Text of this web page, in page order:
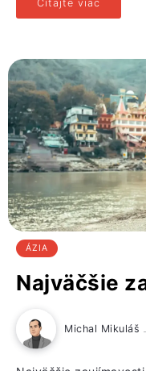
Čítajte viac
ÁZIA
Najväčšie
Michal Mikuláš